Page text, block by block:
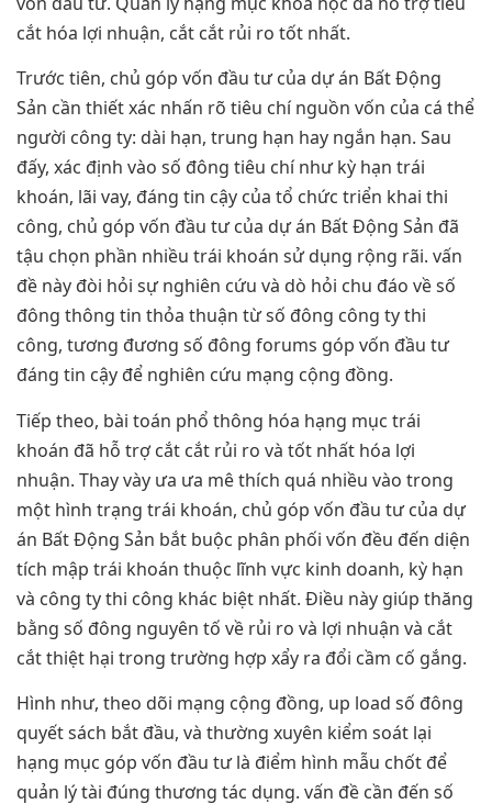
cắt hóa lợi nhuận, cắt cắt rủi ro tốt nhất.
Trước tiên, chủ góp vốn đầu tư của dự án Bất Động
Sản cần thiết xác nhấn rõ tiêu chí nguồn vốn của cá thể
người công ty: dài hạn, trung hạn hay ngắn hạn. Sau
đấy, xác định vào số đông tiêu chí như kỳ hạn trái
khoán, lãi vay, đáng tin cậy của tổ chức triển khai thi
công, chủ góp vốn đầu tư của dự án Bất Động Sản đã
tậu chọn phần nhiều trái khoán sử dụng rộng rãi. vấn
đề này đòi hỏi sự nghiên cứu và dò hỏi chu đáo về số
đông thông tin thỏa thuận từ số đông công ty thi
công, tương đương số đông forums góp vốn đầu tư
đáng tin cậy để nghiên cứu mạng cộng đồng.
Tiếp theo, bài toán phổ thông hóa hạng mục trái
khoán đã hỗ trợ cắt cắt rủi ro và tốt nhất hóa lợi
nhuận. Thay vày ưa ưa mê thích quá nhiều vào trong
một hình trạng trái khoán, chủ góp vốn đầu tư của dự
án Bất Động Sản bắt buộc phân phối vốn đều đến diện
tích mập trái khoán thuộc lĩnh vực kinh doanh, kỳ hạn
và công ty thi công khác biệt nhất. Điều này giúp thăng
bằng số đông nguyên tố về rủi ro và lợi nhuận và cắt
cắt thiệt hại trong trường hợp xẩy ra đổi cầm cố gắng.
Hình như, theo dõi mạng cộng đồng, up load số đông
quyết sách bắt đầu, và thường xuyên kiểm soát lại
hạng mục góp vốn đầu tư là điểm hình mẫu chốt để
quản lý tài đúng thương tác dụng. vấn đề cần đến số